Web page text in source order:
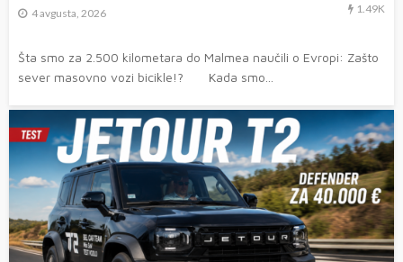
4 avgusta, 2026 1.49K
Šta smo za 2.500 kilometara do Malmea naučili o Evropi: Zašto
sever masovno vozi bicikle!? Kada smo...